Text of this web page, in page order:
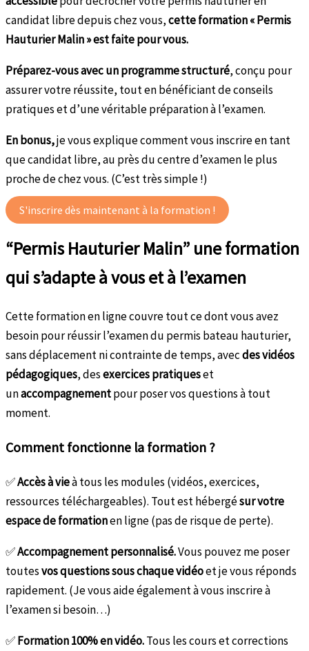
candidat libre depuis chez vous,cette formation « Permis
Hauturier Malin » est faite pour vous.
Préparez-vous avec un programme structuré, conçu pour
assurer votre réussite, tout en bénéficiant de conseils
pratiques et d’une véritable préparation à l’examen.
En bonus,je vous explique comment vous inscrire en tant
que candidat libre, au près du centre d’examen le plus
proche de chez vous. (C’est très simple !)
S'inscrire dès maintenant à la formation !
“Permis Hauturier Malin” une formation
qui s’adapte à vous et à l’examen
Cette formation en ligne couvre tout ce dont vous avez
besoin pour réussir l’examen du permis bateau hauturier,
sans déplacement ni contrainte de temps, avecdes vidéos
pédagogiques, desexercices pratiqueset
unaccompagnementpour poser vos questions à tout
moment.
Comment fonctionne la formation ?
✅Accès à vieà tous les modules (vidéos, exercices,
ressources téléchargeables). Tout est hébergésur votre
espace de formationen ligne (pas de risque de perte).
✅Accompagnement personnalisé.Vous pouvez me poser
toutesvos questions sous chaque vidéoet je vous réponds
rapidement. (Je vous aide également à vous inscrire à
l’examen si besoin…)
✅Formation 100% en vidéo.Tous les cours et corrections